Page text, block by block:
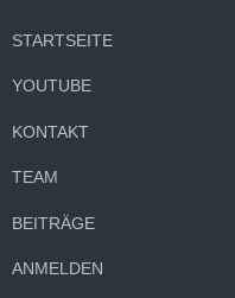
STARTSEITE
YOUTUBE
KONTAKT
TEAM
BEITRÄGE
ANMELDEN